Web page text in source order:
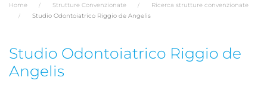
Home Strutture Convenzionate
Ricerca strutture convenzionate
Studio Odontoiatrico Riggio de Angelis
Studio Odontoiatrico Riggio de
Angelis